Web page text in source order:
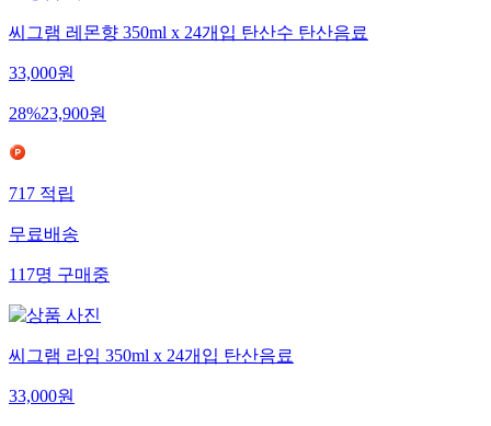
씨그램 레몬향 350ml x 24개입 탄산수 탄산음료
33,000원
28%23,900원
717 적립
무료배송
117명 구매중
씨그램 라임 350ml x 24개입 탄산음료
33,000원